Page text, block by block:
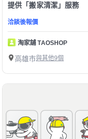
提供「搬家清潔」服務
洽談後報價
淘家舖 TAOSHOP
高雄市與其他9個